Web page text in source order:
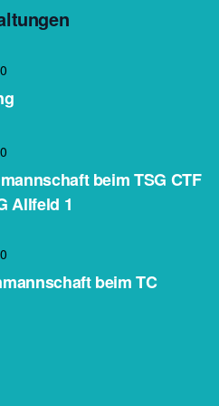
beim TSG CTF
Allfeld 1
beim TC